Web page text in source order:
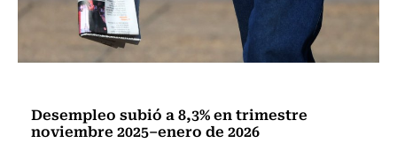
Desempleo subió a 8,3% en trimestre
noviembre 2025–enero de 2026